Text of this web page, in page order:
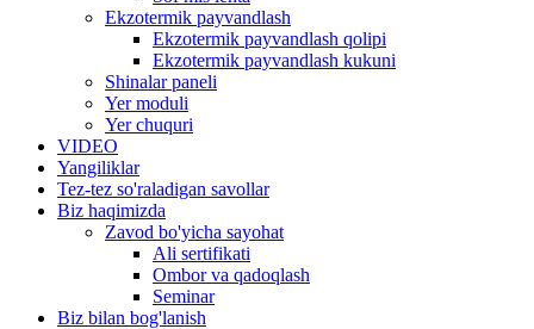
Ekzotermik payvandlash
Ekzotermik payvandlash qolipi
Ekzotermik payvandlash kukuni
Shinalar paneli
Yer moduli
Yer chuquri
VIDEO
Yangiliklar
Tez-tez so'raladigan savollar
Biz haqimizda
Zavod bo'yicha sayohat
Ali sertifikati
Ombor va qadoqlash
Seminar
Biz bilan bog'lanish